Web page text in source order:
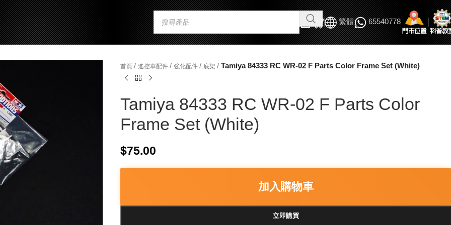
繁體 65540778
首頁 / 遙控車配件 / 強化配件 / 底架 / Tamiya 84333 RC WR-02 F Parts Color Frame Set (White)
Tamiya 84333 RC WR-02 F Parts Color
Frame Set (White)
$75.00
加入購物車
立即購買